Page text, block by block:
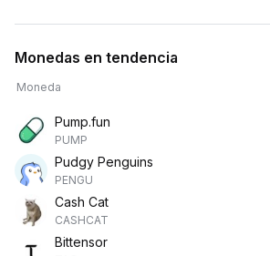
Monedas en tendencia
Moneda
Pump.fun
PUMP
Pudgy Penguins
PENGU
Cash Cat
CASHCAT
Bittensor